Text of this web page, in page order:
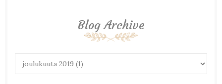
Blog Archive